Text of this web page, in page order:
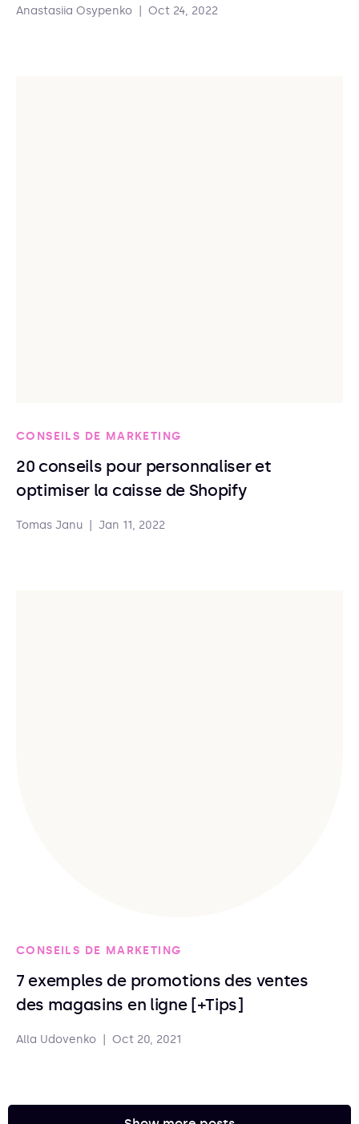
Anastasiia Osypenko Oct 24, 2022
CONSEILS DE MARKETING
20 conseils pour personnaliser et
optimiser la caisse de Shopify
Tomas Janu Jan 11, 2022
CONSEILS DE MARKETING
7 exemples de promotions des ventes
des magasins en ligne [+Tips]
Alla Udovenko Oct 20, 2021